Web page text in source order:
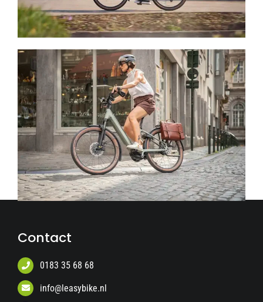
Contact
0183 35 68 68
info@leasybike.nl